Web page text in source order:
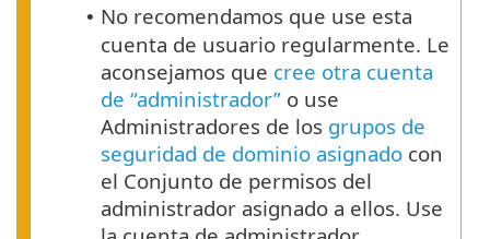
• No recomendamos que use esta
cuenta de usuario regularmente. Le
aconsejamos que cree otra cuenta
de “administrador” o use
Administradores de los grupos de
seguridad de dominio asignado con
el Conjunto de permisos del
administrador asignado a ellos. Use